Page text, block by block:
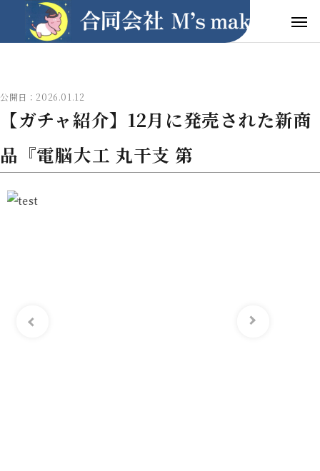
公開日：2026.01.12
【ガチャ紹介】12月に発売された新商
品『電脳大工 丸干支 第